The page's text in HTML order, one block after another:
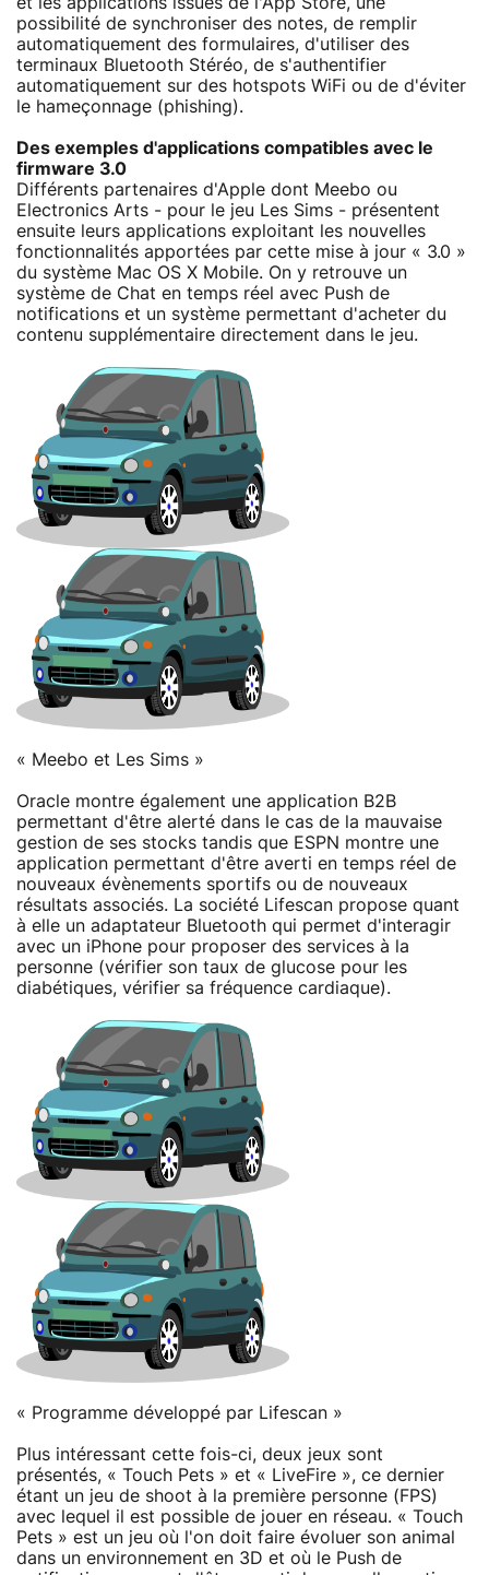
possibilité de synchroniser des notes, de remplir
automatiquement des formulaires, d'utiliser des
terminaux Bluetooth Stéréo, de s'authentifier
automatiquement sur des hotspots WiFi ou de d'éviter
le hameçonnage (phishing).
Des exemples d'applications compatibles avec le
firmware 3.0
Différents partenaires d'Apple dont Meebo ou
Electronics Arts - pour le jeu Les Sims - présentent
ensuite leurs applications exploitant les nouvelles
fonctionnalités apportées par cette mise à jour « 3.0 »
du système Mac OS X Mobile. On y retrouve un
système de Chat en temps réel avec Push de
notifications et un système permettant d'acheter du
contenu supplémentaire directement dans le jeu.
« Meebo et Les Sims »
Oracle montre également une application B2B
permettant d'être alerté dans le cas de la mauvaise
gestion de ses stocks tandis que ESPN montre une
application permettant d'être averti en temps réel de
nouveaux évènements sportifs ou de nouveaux
résultats associés. La société Lifescan propose quant
à elle un adaptateur Bluetooth qui permet d'interagir
avec un iPhone pour proposer des services à la
personne (vérifier son taux de glucose pour les
diabétiques, vérifier sa fréquence cardiaque).
« Programme développé par Lifescan »
Plus intéressant cette fois-ci, deux jeux sont
présentés, « Touch Pets » et « LiveFire », ce dernier
étant un jeu de shoot à la première personne (FPS)
avec lequel il est possible de jouer en réseau. « Touch
Pets » est un jeu où l'on doit faire évoluer son animal
dans un environnement en 3D et où le Push de